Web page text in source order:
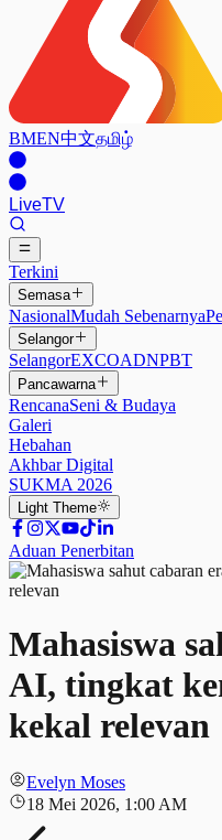
BMEN中文தமிழ்
LiveTV
Terkini
Semasa
NasionalMudah Sebenarnya
Selangor
SelangorEXCOADNPBT
Pancawarna
RencanaSeni & Budaya
Galeri
Hebahan
Akhbar Digital
SUKMA 2026
Light Theme
Aduan Penerbitan
Mahasiswa
AI, tingkat
kekal relevan
Evelyn Moses
18 Mei 2026, 1:00 AM